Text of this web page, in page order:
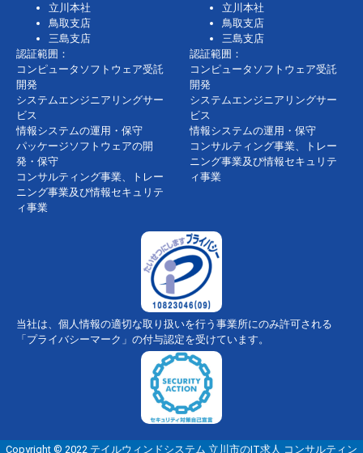
立川本社
鳥取支店
三島支店
認証範囲：
コンピュータソフトウェア受託
開発
システムエンジニアリングサー
ビス
情報システムの運用・保守
パッケージソフトウェアの開
発・保守
コンサルティング事業、トレー
ニング事業及び情報セキュリテ
ィ事業
立川本社
鳥取支店
三島支店
認証範囲：
コンピュータソフトウェア受託
開発
システムエンジニアリングサー
ビス
情報システムの運用・保守
コンサルティング事業、トレー
ニング事業及び情報セキュリテ
ィ事業
当社は、個人情報の適切な取り扱いを行う事業所にのみ許可される
「プライバシーマーク」の付与認定を受けています。
Copyright © 2022 テイルウィンドシステム 立川市のIT求人 コンサルティン